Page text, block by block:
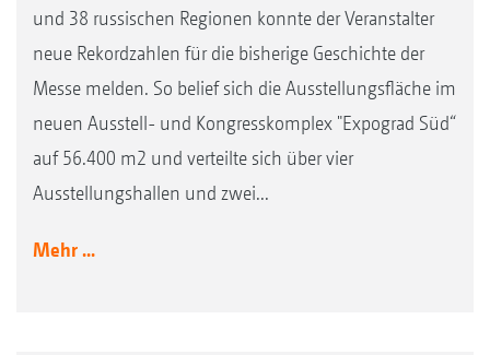
und 38 russischen Regionen konnte der Veranstalter
neue Rekordzahlen für die bisherige Geschichte der
Messe melden. So belief sich die Ausstellungsfläche im
neuen Ausstell- und Kongresskomplex "Expograd Süd“
auf 56.400 m2 und verteilte sich über vier
Ausstellungshallen und zwei...
Mehr ...